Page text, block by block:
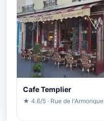
Cafe Templier
★ 4.6/5 · Rue de l'Armorique